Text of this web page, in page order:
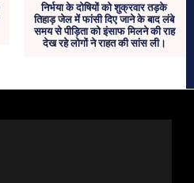
निर्भया के दोषियों को शुक्रवार तड़के
तिहाड़ जेल में फांसी दिए जाने के बाद लंबे
समय से पीड़िता को इंसाफ मिलने की राह
देख रहे लोगों ने राहत की सांस ली।